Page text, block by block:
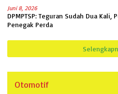
Juni 8, 2026
DPMPTSP: Teguran Sudah Dua Kali,
Penegak Perda
Otomotif